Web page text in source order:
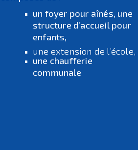
un foyer pour aînés, une
structure d’accueil pour
enfants,
une extension de l’école,
une chaufferie
communale